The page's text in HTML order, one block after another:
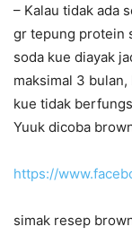
– Kalau tidak ada
gr tepung protein
soda kue diayak
maksimal 3
kue tidak
Yuuk dicoba
https://
simak resep